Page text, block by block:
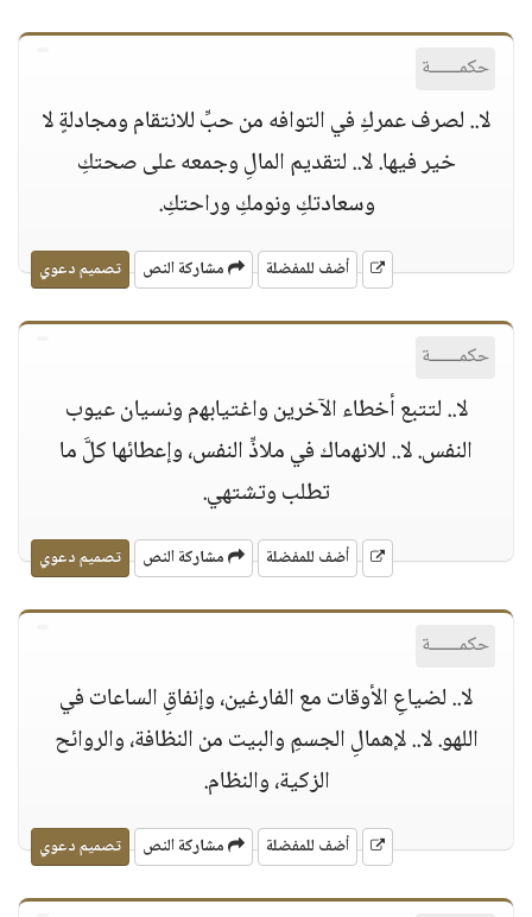
حكمــــــة
لا.. لصرف عمركِ في التوافه من حبِّ للانتقام ومجادلةٍ لا
خير فيها. لا.. لتقديم المالِ وجمعه على صحتكِ
وسعادتكِ ونومكِ وراحتكِ.
أضف للمفضلة مشاركة النص تصميم دعوي
حكمــــــة
لا.. لتتبع أخطاء الآخرين واغتياﺑﻬم ونسيان عيوب
النفس. لا.. للاﻧﻬماك في ملاذِّ النفس، وإعطائها كلَّ ما
تطلب وتشتهي.
أضف للمفضلة مشاركة النص تصميم دعوي
حكمــــــة
لا.. لضياعِ الأوقات مع الفارغين، وإنفاقِ الساعات في
اللهو. لا.. لإهمالِ الجسمِ والبيت من النظافة، والروائح
الزكية، والنظام.
أضف للمفضلة مشاركة النص تصميم دعوي